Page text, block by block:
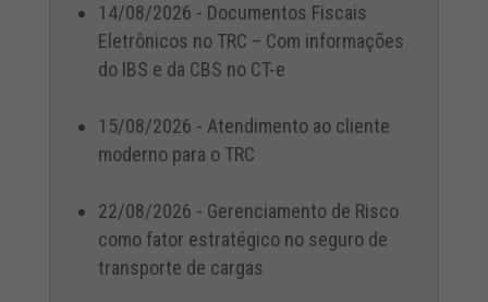
14/08/2026 - Documentos Fiscais
Eletrônicos no TRC – Com informações
do IBS e da CBS no CT-e
15/08/2026 - Atendimento ao cliente
moderno para o TRC
22/08/2026 - Gerenciamento de Risco
como fator estratégico no seguro de
transporte de cargas